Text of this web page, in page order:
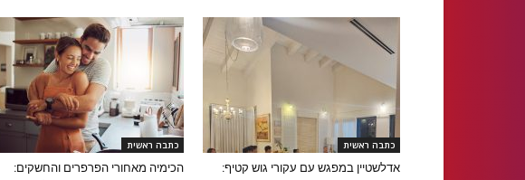
כתבה ראשית
אדלשטיין במפגש עם עקורי גוש קטיף:
כתבה ראשית
הכימיה מאחורי הפרפרים והחשקים: